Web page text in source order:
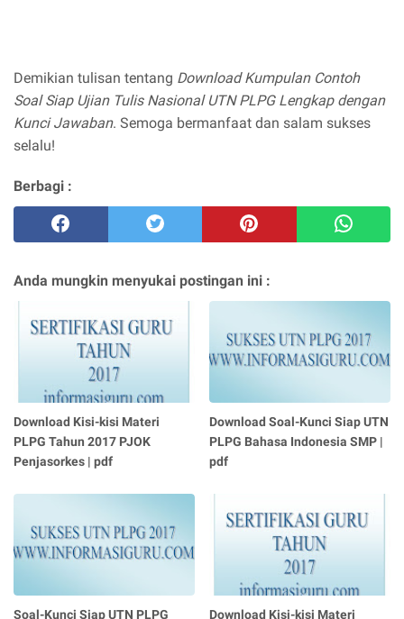
Demikian tulisan tentang Download Kumpulan Contoh
Soal Siap Ujian Tulis Nasional UTN PLPG Lengkap dengan
Kunci Jawaban. Semoga bermanfaat dan salam sukses
selalu!
Berbagi :
Anda mungkin menyukai postingan ini :
Download Kisi-kisi Materi
PLPG Tahun 2017 PJOK
Penjasorkes | pdf
Download Soal-Kunci Siap UTN
PLPG Bahasa Indonesia SMP |
pdf
Soal-Kunci Siap UTN PLPG Download Kisi-kisi Materi